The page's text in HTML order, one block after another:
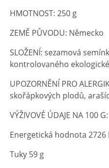
HMOTNOST: 250 g
ZEMĚ PŮVODU: Německo
SLOŽENÍ: sezamová
kontrolovaného
UPOZORNĚNÍ PRO
skořápkových plodů,
VÝŽIVOVÉ ÚDAJE NA 100 G:
Energetická hodnota 2726
Tuky 59 g